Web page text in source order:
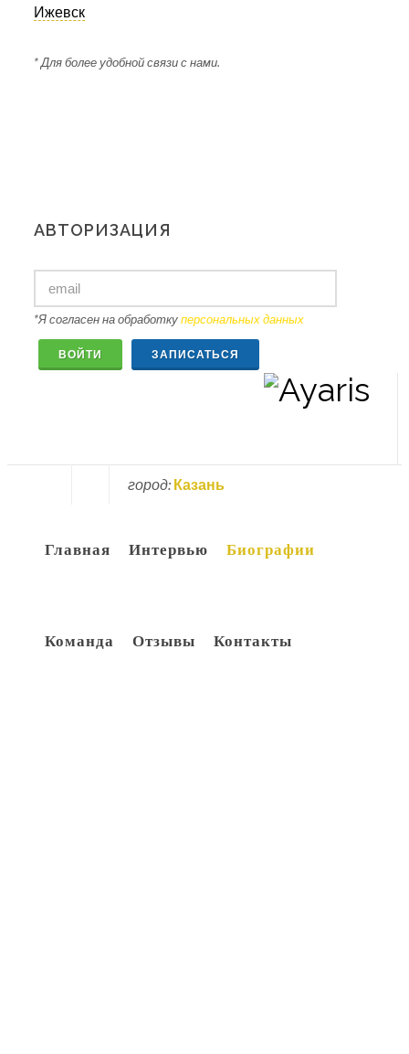
Ижевск
* Для более удобной связи с нами.
АВТОРИЗАЦИЯ
*Я согласен на обработкуперсональных данных
ВОЙТИ ЗАПИСАТЬСЯ
город: Казань
Главная Интервью Биографии
Команда Отзывы Контакты